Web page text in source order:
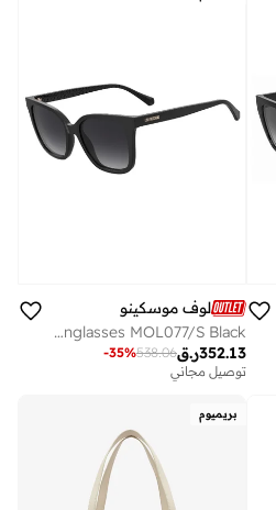
لوف موسكينو
MOSCHINO LOVE Sunglasses MOL077/S Black
ر.ق352.13
538.06
-35%
توصيل مجاني
بريميوم